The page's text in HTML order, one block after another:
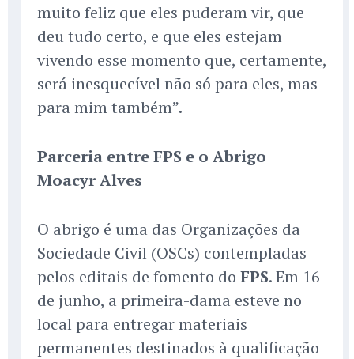
muito feliz que eles puderam vir, que
deu tudo certo, e que eles estejam
vivendo esse momento que, certamente,
será inesquecível não só para eles, mas
para mim também”.
Parceria entre FPS e o Abrigo
Moacyr Alves
O abrigo é uma das Organizações da
Sociedade Civil (OSCs) contempladas
pelos editais de fomento do FPS. Em 16
de junho, a primeira-dama esteve no
local para entregar materiais
permanentes destinados à qualificação